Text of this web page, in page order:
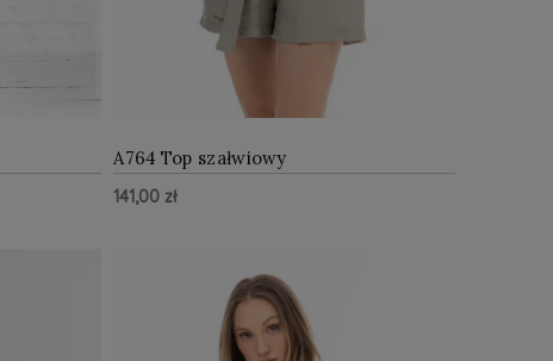
A764 Top szałwiowy
141,00 zł